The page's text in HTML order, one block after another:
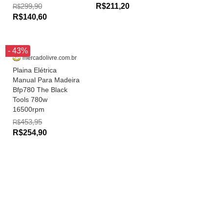
R$299,90
R$140,60
R$211,20
- 43%
mercadolivre.com.br
Plaina Elétrica
Manual Para Madeira
Bfp780 The Black
Tools 780w
16500rpm
R$453,95
R$254,90